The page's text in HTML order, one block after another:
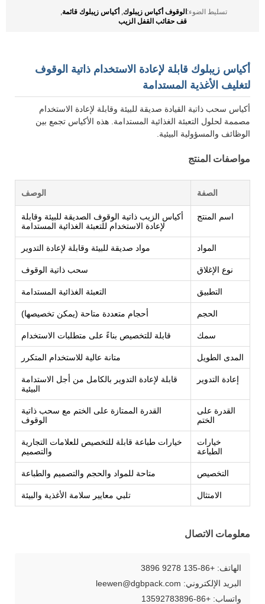
تسليط الضوء:الوقوف أكياس زيبلوك,أكياس زيبلوك قائمة,
قف حقائب القفل الزيب
أكياس زيبلوك قابلة لإعادة الاستخدام ذاتية الوقوف
لتغليف الأغذية المستدامة
أكياس سحب ذاتية القيادة صديقة للبيئة وقابلة لإعادة الاستخدام
مصممة لحلول التعبئة الغذائية المستدامة. هذه الأكياس تجمع بين
الوظائف والمسؤولية البيئية.
مواصفات المنتج
الصفة الوصف
اسم المنتج
أكياس الزيب ذاتية الوقوف الصديقة للبيئة وقابلة
لإعادة الاستخدام للتعبئة الغذائية المستدامة
المواد مواد صديقة للبيئة وقابلة لإعادة التدوير
نوع الإغلاق سحب ذاتية الوقوف
التطبيق التعبئة الغذائية المستدامة
الحجم أحجام متعددة متاحة (يمكن تخصيصها)
سمك قابلة للتخصيص بناءً على متطلبات الاستخدام
المدى الطويل متانة عالية للاستخدام المتكرر
إعادة التدوير
قابلة لإعادة التدوير بالكامل من أجل الاستدامة
البيئية
القدرة على
الختم
القدرة الممتازة على الختم مع سحب ذاتية
الوقوف
خيارات
الطباعة
خيارات طباعة قابلة للتخصيص للعلامات التجارية
والتصميم
التخصيص متاحة للمواد والحجم والتصميم والطباعة
الامتثال تلبي معايير سلامة الأغذية والبيئة
معلومات الاتصال
الهاتف: +86-135 9278 3896
البريد الإلكتروني: leewen@dgbpack.com
واتساب: +86-13592783896